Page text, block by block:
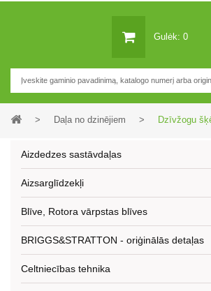
Gulėk: 0
> Daļa no dzinējiem > Dzīvžogu
Aizdedzes sastāvdaļas
Aizsarglīdzekļi
Blīve, Rotora vārpstas blīves
BRIGGS&STRATTON - oriģinālās detaļas
Celtniecības tehnika